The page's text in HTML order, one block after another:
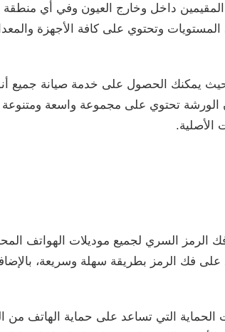
المقيمين داخل وخارج العيون وفي أي
وتحتوي على كافة الأجهزة
يمكنك الحصول على خدمة صيانة جميع
الورشة تحتوي على مجموعة واسعة
الأصلية.
الرمز السري لجميع موديلات الهواتف
فك الرمز بطريقة سهلة وسريعة،
التي تساعد على حماية الهاتف من